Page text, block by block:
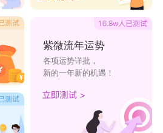
世枕上
书
女神
气质流
氓疯
妳聽杺
釦茬説
謊
底那抹
奋斗小
我浇余
咊風處
紫微流年运势
各项运势详批，
新的一年新的机遇！